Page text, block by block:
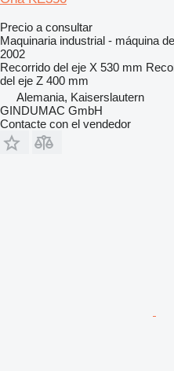
Precio a consultar
Maquinaria industrial - máquina
2002
Recorrido del eje X 530 mm
del eje Z 400 mm
Alemania, Kaiserslautern
GINDUMAC GmbH
Contacte con el vendedor